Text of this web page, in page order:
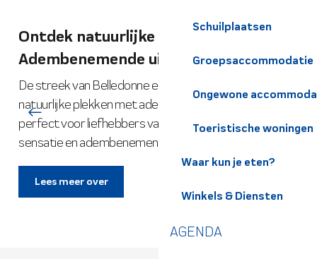
Schuilplaatsen
Groepsaccommodatie
Ongewone
Toeristische woningen
Waar kun je eten?
Winkels & Diensten
AGENDA
Ontdek natuurlijke plekjes –
Adembenemende uitzichten
De streek van Belledonne en Chartreuse zit vol
natuurlijke plekken met adembenemende uitzichten,
perfect voor liefhebbers van paragliding op zoek naar
sensatie en adembenemende...
Lees meer over